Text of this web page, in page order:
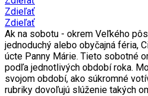
Zdieľať
Zdieľať
Ak na sobotu - okrem Veľkého
jednoduchý alebo obyčajná féria,
úcte Panny Márie. Tieto sobotné
podľa jednotlivých období roka.
svojom období, ako súkromné
rubriky dovoľujú slúženie takých